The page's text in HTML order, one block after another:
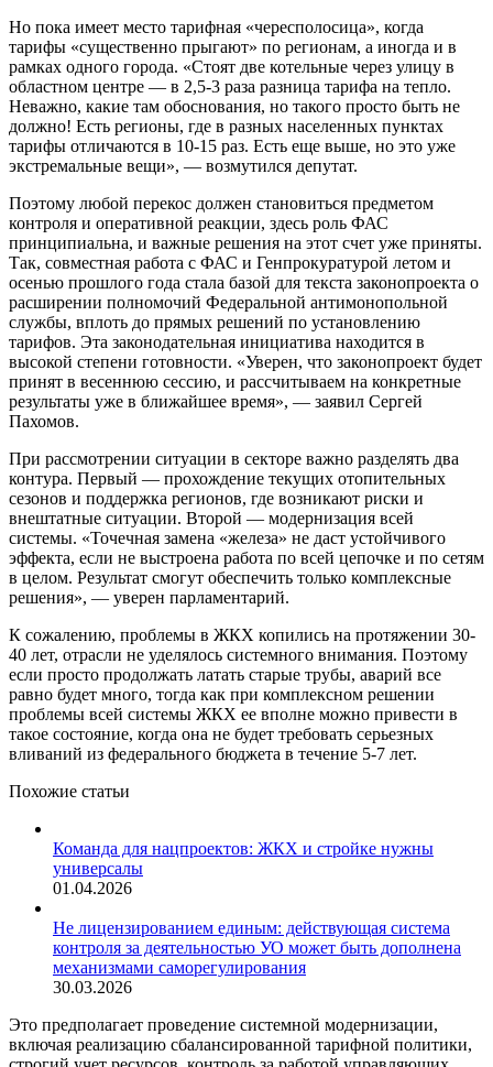
Но пока имеет место тарифная «чересполосица», когда
тарифы «существенно прыгают» по регионам, а иногда и в
рамках одного города. «Стоят две котельные через улицу в
областном центре — в 2,5-3 раза разница тарифа на тепло.
Неважно, какие там обоснования, но такого просто быть не
должно! Есть регионы, где в разных населенных пунктах
тарифы отличаются в 10-15 раз. Есть еще выше, но это уже
экстремальные вещи», — возмутился депутат.
Поэтому любой перекос должен становиться предметом
контроля и оперативной реакции, здесь роль ФАС
принципиальна, и важные решения на этот счет уже приняты.
Так, совместная работа с ФАС и Генпрокуратурой летом и
осенью прошлого года стала базой для текста законопроекта о
расширении полномочий Федеральной антимонопольной
службы, вплоть до прямых решений по установлению
тарифов. Эта законодательная инициатива находится в
высокой степени готовности. «Уверен, что законопроект будет
принят в весеннюю сессию, и рассчитываем на конкретные
результаты уже в ближайшее время», — заявил Сергей
Пахомов.
При рассмотрении ситуации в секторе важно разделять два
контура. Первый — прохождение текущих отопительных
сезонов и поддержка регионов, где возникают риски и
внештатные ситуации. Второй — модернизация всей
системы. «Точечная замена «железа» не даст устойчивого
эффекта, если не выстроена работа по всей цепочке и по сетям
в целом. Результат смогут обеспечить только комплексные
решения», — уверен парламентарий.
К сожалению, проблемы в ЖКХ копились на протяжении 30-
40 лет, отрасли не уделялось системного внимания. Поэтому
если просто продолжать латать старые трубы, аварий все
равно будет много, тогда как при комплексном решении
проблемы всей системы ЖКХ ее вполне можно привести в
такое состояние, когда она не будет требовать серьезных
вливаний из федерального бюджета в течение 5-7 лет.
Похожие статьи
Команда для нацпроектов: ЖКХ и стройке нужны
универсалы
01.04.2026
Не лицензированием единым: действующая система
контроля за деятельностью УО может быть дополнена
механизмами саморегулирования
30.03.2026
Это предполагает проведение системной модернизации,
включая реализацию сбалансированной тарифной политики,